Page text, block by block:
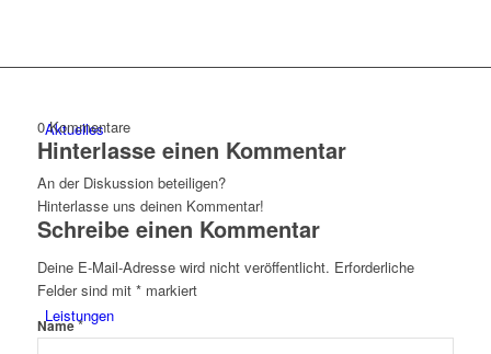
Aktuelles
Leistungen
0 Kommentare
Hinterlasse einen Kommentar
An der Diskussion beteiligen?
Hinterlasse uns deinen Kommentar!
Schreibe einen Kommentar
Deine E-Mail-Adresse wird nicht veröffentlicht. Erforderliche
Felder sind mit *markiert
Name*